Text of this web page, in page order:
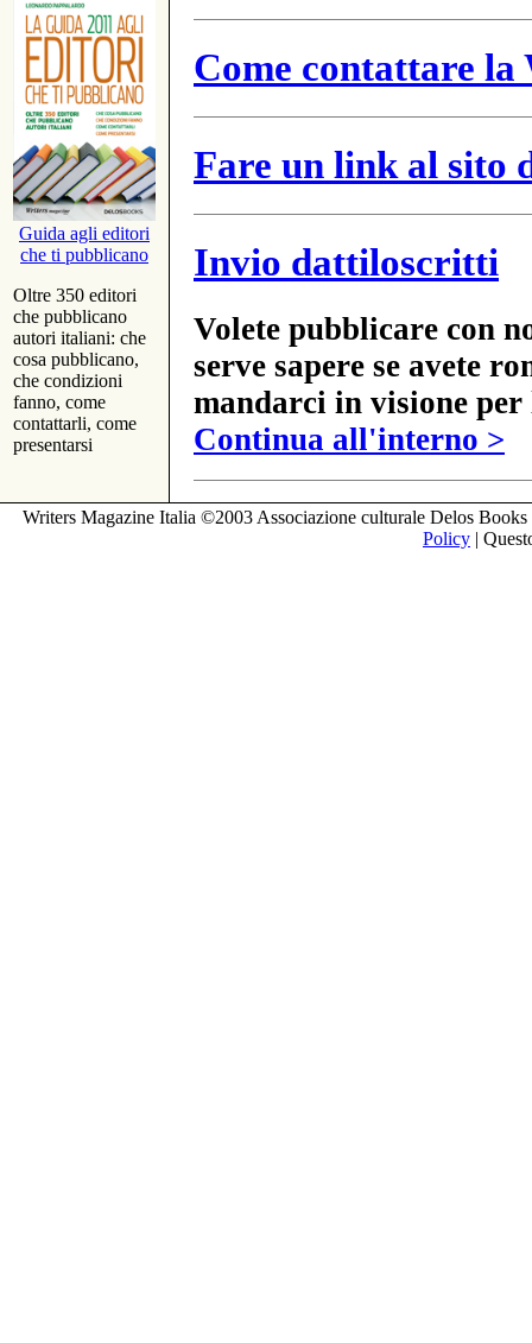
Guida agli editori
che ti pubblicano
Oltre 350 editori
che pubblicano
autori italiani: che
cosa pubblicano,
che condizioni
fanno, come
contattarli, come
presentarsi
Come contattare
Fare un link al sito
Invio dattiloscritti
Volete pubblicare con
serve sapere se avete
mandarci in visione
Continua all'interno >
Writers Magazine Italia ©2003 Associazione culturale Delos
Policy |